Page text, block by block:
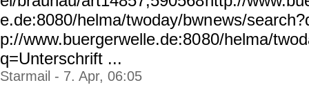
e.de:8080/helma/twoday/bwnews/
p://www.buergerwelle.de:8080/helma/
q=Unterschrift ...
Starmail - 7. Apr, 06:05